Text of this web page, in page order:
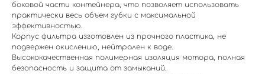
боковой части контейнера, что позволяет использовать
практически весь объем губки с максимальной
эффективностью.
Корпус фильтра изготовлен из прочного пластика, не
подвержен окислению, нейтрален к воде.
Высококачественная полимерная изоляция мотора, полная
безопасность и защита от замыканий.